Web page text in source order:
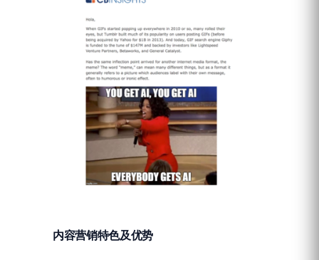
内容营销特色及优势